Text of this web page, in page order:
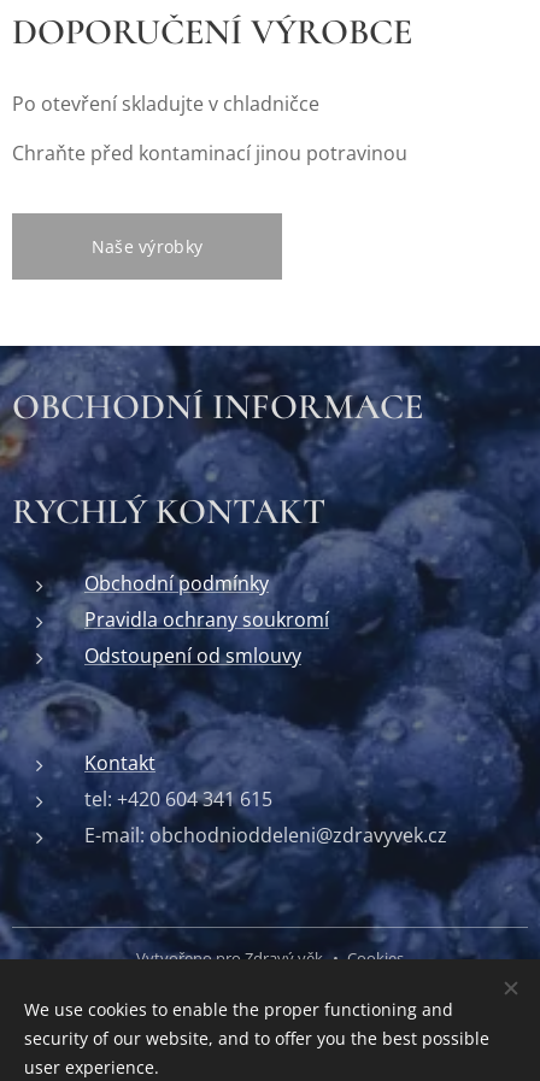
DOPORUČENÍ VÝROBCE
Po otevření skladujte v chladničce
Chraňte před kontaminací jinou potravinou
Naše výrobky
OBCHODNÍ INFORMACE
RYCHLÝ KONTAKT
Obchodní podmínky
Pravidla ochrany soukromí
Odstoupení od smlouvy
Kontakt
tel: +420 604 341 615
E-mail: obchodnioddeleni@zdravyvek.cz
Vytvořeno pro Zdravý věk Cookies
Languages
Čeština
English
We use cookies to enable the proper functioning and
security of our website, and to offer you the best possible
user experience.